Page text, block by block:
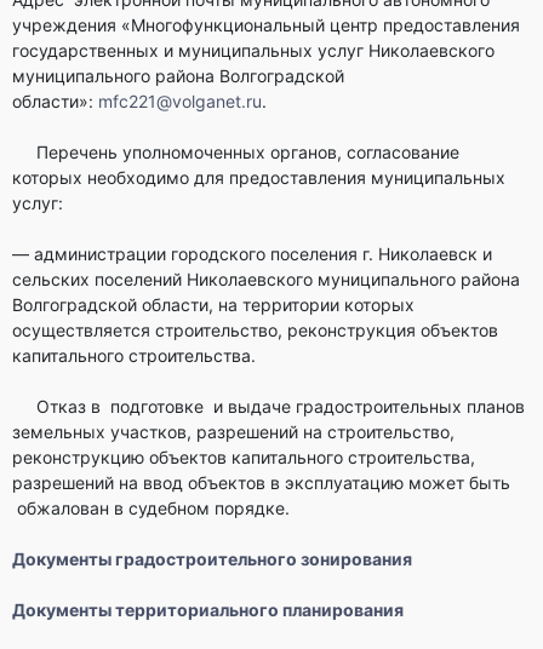
учреждения «Многофункциональный центр предоставления
государственных и муниципальных услуг Николаевского
муниципального района Волгоградской
области»: mfc221@volganet.ru.
Перечень уполномоченных органов, согласование
которых необходимо для предоставления муниципальных
услуг:
— администрации городского поселения г. Николаевск и
сельских поселений Николаевского муниципального района
Волгоградской области, на территории которых
осуществляется строительство, реконструкция объектов
капитального строительства.
Отказ в подготовке и выдаче градостроительных планов
земельных участков, разрешений на строительство,
реконструкцию объектов капитального строительства,
разрешений на ввод объектов в эксплуатацию может быть
обжалован в судебном порядке.
Документы градостроительного зонирования
Документы территориального планирования